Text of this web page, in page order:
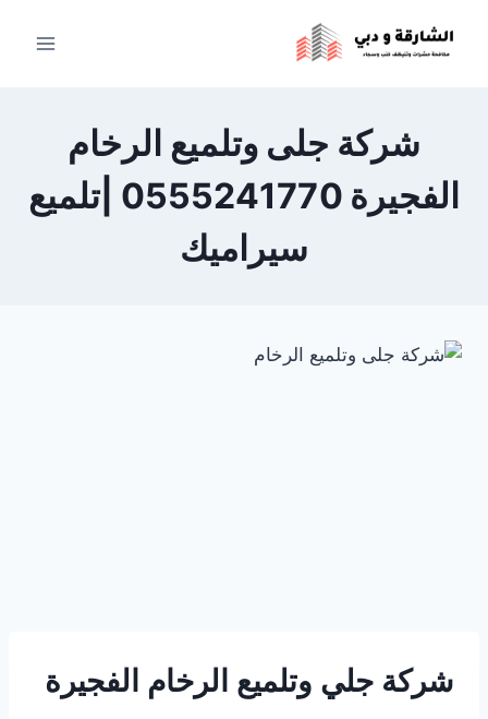
شركة جلى وتلميع الرخام
الفجيرة 0555241770 |تلميع
سيراميك
شركة جلي وتلميع الرخام الفجيرة